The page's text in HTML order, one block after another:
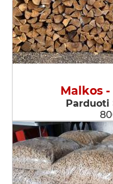
Malkos
Parduoti